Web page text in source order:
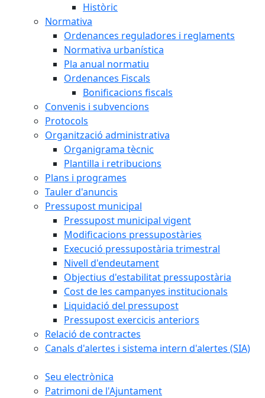
Històric
Normativa
Ordenances reguladores i reglaments
Normativa urbanística
Pla anual normatiu
Ordenances Fiscals
Bonificacions fiscals
Convenis i subvencions
Protocols
Organització administrativa
Organigrama tècnic
Plantilla i retribucions
Plans i programes
Tauler d'anuncis
Pressupost municipal
Pressupost municipal vigent
Modificacions pressupostàries
Execució pressupostària trimestral
Nivell d'endeutament
Objectius d'estabilitat pressupostària
Cost de les campanyes institucionals
Liquidació del pressupost
Pressupost exercicis anteriors
Relació de contractes
Canals d'alertes i sistema intern d'alertes (SIA)
Seu electrònica
Patrimoni de l'Ajuntament